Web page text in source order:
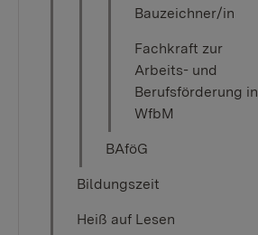
Bauzeichner/in
Fachkraft zur
Arbeits- und
Berufsförderung in
WfbM
BAföG
Bildungszeit
Heiß auf Lesen